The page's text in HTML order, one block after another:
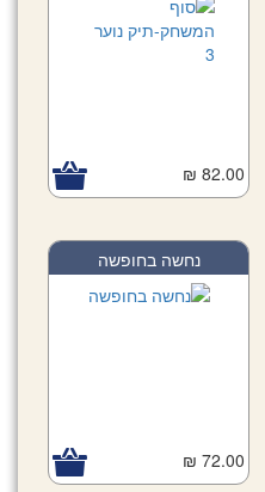
82.00 ₪
נחשה בחופשה
72.00 ₪